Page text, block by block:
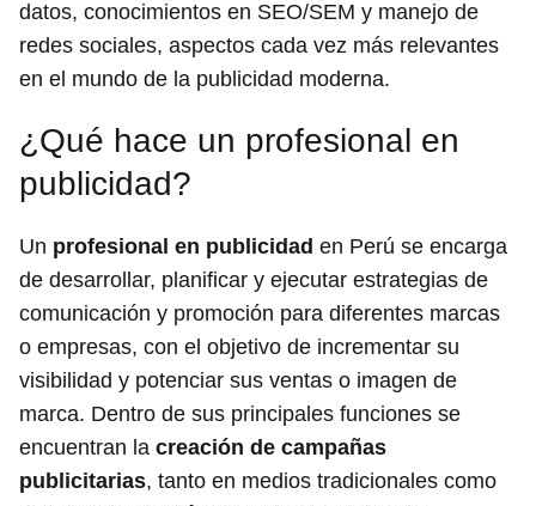
datos, conocimientos en SEO/SEM y manejo de
redes sociales, aspectos cada vez más relevantes
en el mundo de la publicidad moderna.
¿Qué hace un profesional en
publicidad?
Un profesional en publicidad en Perú se encarga
de desarrollar, planificar y ejecutar estrategias de
comunicación y promoción para diferentes marcas
o empresas, con el objetivo de incrementar su
visibilidad y potenciar sus ventas o imagen de
marca. Dentro de sus principales funciones se
encuentran la creación de campañas
publicitarias, tanto en medios tradicionales como